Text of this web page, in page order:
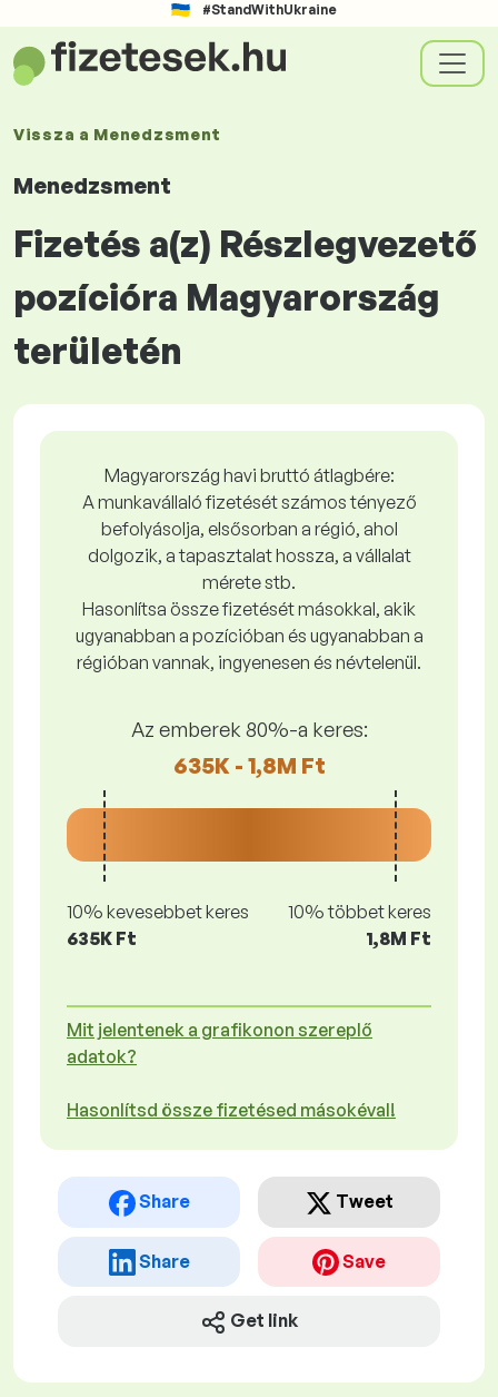
#StandWithUkraine
Vissza a Menedzsment
Menedzsment
Fizetés a(z) Részlegvezető
pozícióra Magyarország
területén
Magyarország havi bruttó átlagbére:
A munkavállaló fizetését számos tényező
befolyásolja, elsősorban a régió, ahol
dolgozik, a tapasztalat hossza, a vállalat
mérete stb.
Hasonlítsa össze fizetését másokkal, akik
ugyanabban a pozícióban és ugyanabban a
régióban vannak, ingyenesen és névtelenül.
Az emberek 80%-a keres:
635K - 1,8M Ft
10% kevesebbet keres
635K Ft
10% többet keres
1,8M Ft
Mit jelentenek a grafikonon szereplő
adatok?
Hasonlítsd össze fizetésed másokéval!
Share Tweet
Share Save
Get link